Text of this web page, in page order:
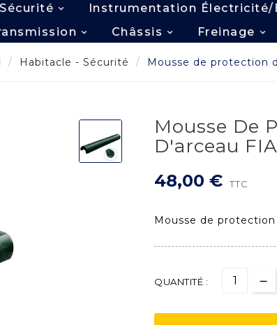
Instrumentation Électricité/
Châssis Freinage
Habitacle - Sécurité Mousse de protection
Mousse De
D'arceau FIA
48,00 € TTC
Mousse de
QUANTITÉ :